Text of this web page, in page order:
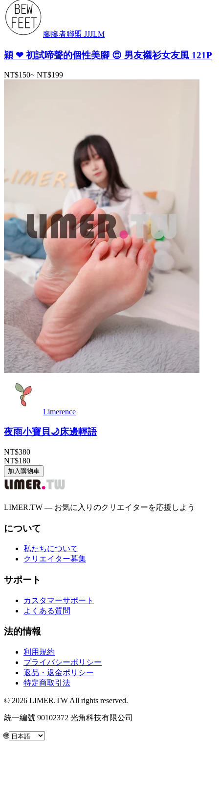
腳腳者聯盟 JJJLM
穎 ❤ 初試啼聲的個性美腳 😍 男友襯衫女友風 121P
NT$150~ NT$199
Limerence
夜雨小寶貝🌙床邊輕語
NT$380
NT$180
加入購物車
LIMER.TW — お気に入りのクリエイターを応援しよう
について
私たちについて
クリエイター募集
サポート
カスタマーサポート
よくある質問
法的情報
利用規約
プライバシーポリシー
返品・返金ポリシー
特定商取引法
© 2026 LIMER.TW All rights reserved.
統一編號 90102372 光角科技有限公司
🌐